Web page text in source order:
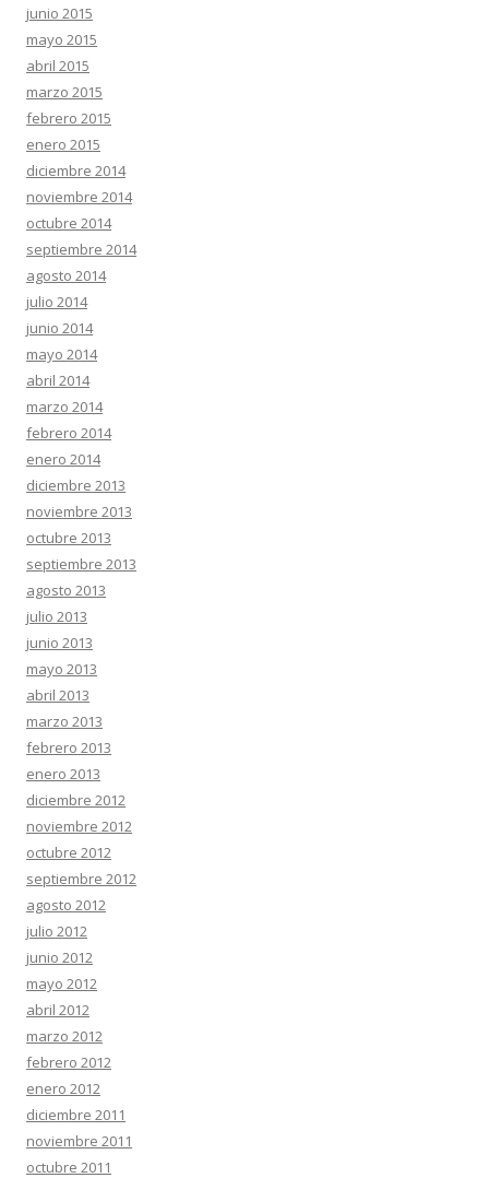
junio 2015
mayo 2015
abril 2015
marzo 2015
febrero 2015
enero 2015
diciembre 2014
noviembre 2014
octubre 2014
septiembre 2014
agosto 2014
julio 2014
junio 2014
mayo 2014
abril 2014
marzo 2014
febrero 2014
enero 2014
diciembre 2013
noviembre 2013
octubre 2013
septiembre 2013
agosto 2013
julio 2013
junio 2013
mayo 2013
abril 2013
marzo 2013
febrero 2013
enero 2013
diciembre 2012
noviembre 2012
octubre 2012
septiembre 2012
agosto 2012
julio 2012
junio 2012
mayo 2012
abril 2012
marzo 2012
febrero 2012
enero 2012
diciembre 2011
noviembre 2011
octubre 2011